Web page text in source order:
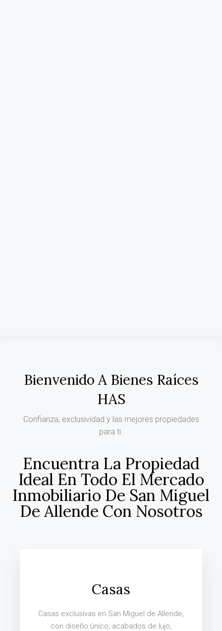
Bienvenido A Bienes Raíces
HAS
Confianza, exclusividad y las mejores propiedades
para ti.
Encuentra La Propiedad
Ideal En Todo El Mercado
Inmobiliario De San Miguel
De Allende Con Nosotros
Casas
Casas exclusivas en San Miguel de Allende,
con diseño único, acabados de lujo,